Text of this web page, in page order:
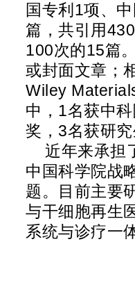
国专利1项、
篇，共引用
100次的15篇
或封面文章；
Wiley
中，1名获中
奖，3名获研
近年来承担
中国科学院战
题。目前主要
与干细胞再生
系统与诊疗一